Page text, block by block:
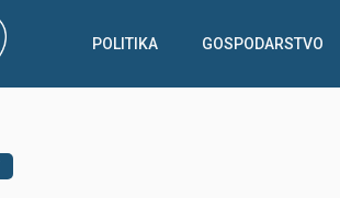
POLITIKA GOSPODARSTVO